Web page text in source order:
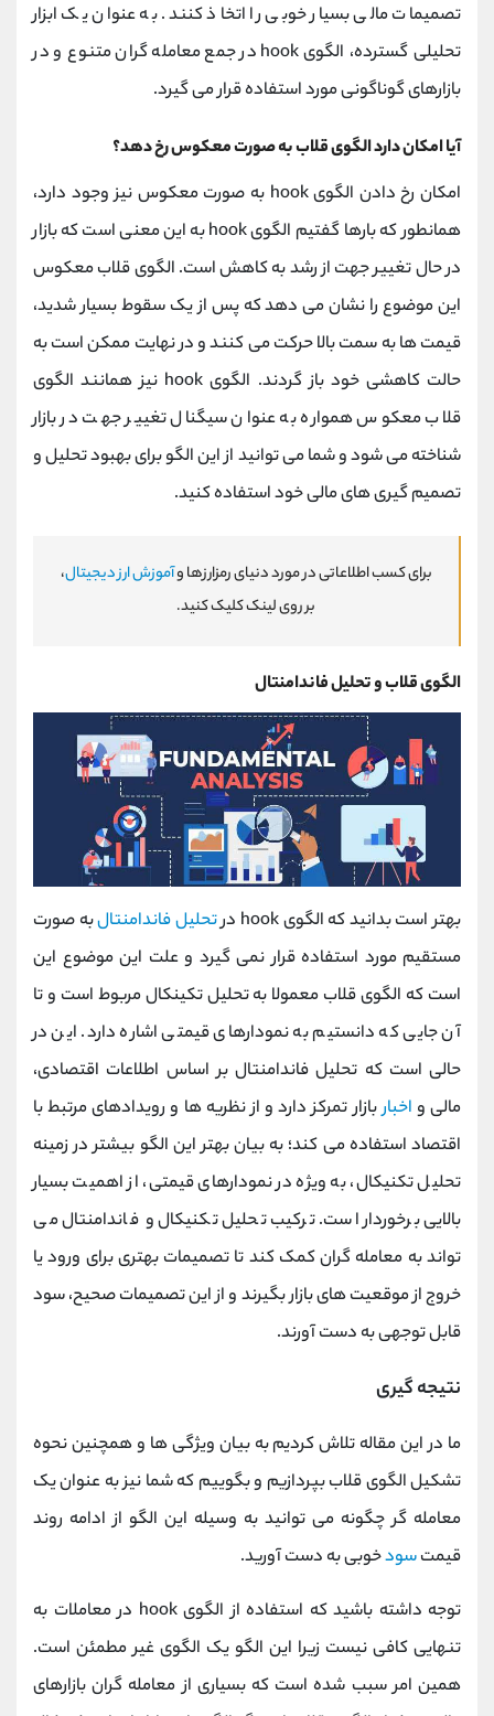
تصمیمات مالی بسیار خوبی را اتخاذ کنند. به عنوان یک ابزار
تحلیلی گسترده، الگوی hook در جمع معامله ‌گران متنوع و در
بازارهای گوناگونی مورد استفاده قرار می‌ گیرد.
آیا امکان دارد الگوی قلاب به صورت معکوس رخ دهد؟
امکان رخ دادن الگوی hook به صورت معکوس نیز وجود دارد،
همانطور که بارها گفتیم الگوی hook به این معنی است که بازار
در حال تغییر جهت از رشد به کاهش است. الگوی قلاب معکوس
این موضوع را نشان می دهد که پس از یک سقوط بسیار شدید،
قیمت ها به سمت بالا حرکت می کنند و در نهایت ممکن است به
حالت کاهشی خود باز گردند. الگوی hook نیز همانند الگوی
قلاب معکوس همواره به عنوان سیگنال تغییر جهت در بازار
شناخته می شود و شما می توانید از این الگو برای بهبود تحلیل و
تصمیم گیری های مالی خود استفاده کنید.
برای کسب اطلاعاتی در مورد دنیای رمزارزها وآموزش ارز دیجیتال،
بر روی لینک کلیک کنید.
الگوی قلاب و تحلیل فاندامنتال
بهتر است بدانید که الگوی hook در تحلیل فاندامنتالبه صورت
مستقیم مورد استفاده قرار نمی گیرد و علت این موضوع این
است که الگوی قلاب معمولا به تحلیل تکینکال مربوط است و تا
آن جایی که دانستیم به نمودارهای قیمتی اشاره دارد. این در
حالی است که تحلیل فاندامنتال بر اساس اطلاعات اقتصادی،
مالی و اخباربازار تمرکز دارد و از نظریه‌ ها و رویدادهای مرتبط با
اقتصاد استفاده می ‌کند؛ به بیان بهتر این الگو بیشتر در زمینه
تحلیل تکنیکال، به ‌ویژه در نمودارهای قیمتی، از اهمیت بسیار
بالایی برخوردار است. ترکیب تحلیل تکنیکال و فاندامنتال می‌
تواند به معامله‌ گران کمک کند تا تصمیمات بهتری برای ورود یا
خروج از موقعیت ‌های بازار بگیرند و از این تصمیمات صحیح، سود
قابل توجهی به دست آورند.
نتیجه گیری
ما در این مقاله تلاش کردیم به بیان ویژگی ها و همچنین نحوه
تشکیل الگوی قلاب بپردازیم و بگوییم که شما نیز به عنوان یک
معامله گر چگونه می توانید به وسیله این الگو از ادامه روند
قیمتسودخوبی به دست آورید.
توجه داشته باشید که استفاده از الگوی hook در معاملات به
تنهایی کافی نیست زیرا این الگو یک الگوی غیر مطمئن است.
همین امر سبب شده است که بسیاری از معامله گران بازارهای